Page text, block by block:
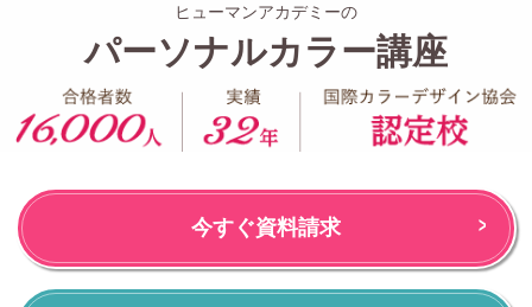
ヒューマンアカデミーの
パーソナルカラー講座
今すぐ資料請求